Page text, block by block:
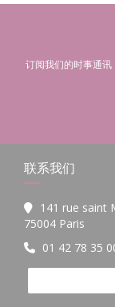
订阅我们的时事通讯
联系我们
141 rue saint
75004 Paris
01 42 78 35